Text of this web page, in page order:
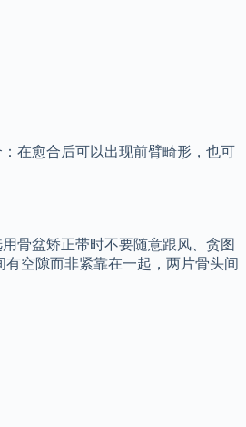
在愈合后可以出现前臂畸形，也可
骨盆矫正带时不要随意跟风、贪图
空隙而非紧靠在一起，两片骨头间